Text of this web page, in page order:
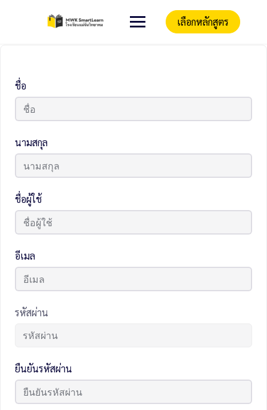
เลือกหลักสูตร
ชื่อ
นามสกุล
ชื่อผู้ใช้
อีเมล
รหัสผ่าน
ยืนยันรหัสผ่าน